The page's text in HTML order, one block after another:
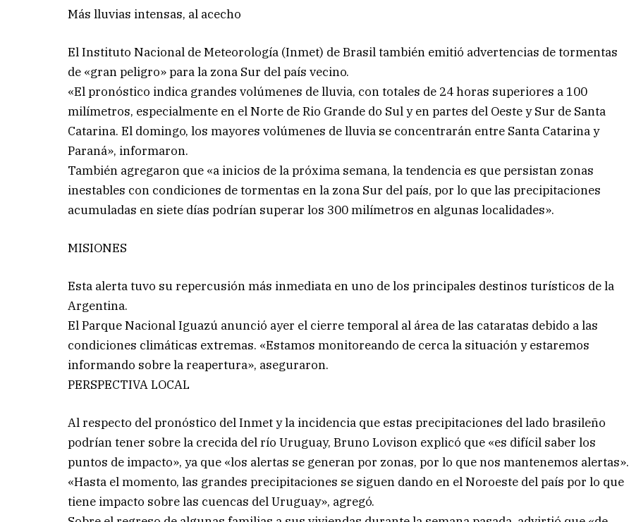
Más lluvias intensas, al acecho
El Instituto Nacional de Meteorología (Inmet) de Brasil también emitió advertencias de tormentas
de «gran peligro» para la zona Sur del país vecino.
«El pronóstico indica grandes volúmenes de lluvia, con totales de 24 horas superiores a 100
milímetros, especialmente en el Norte de Rio Grande do Sul y en partes del Oeste y Sur de Santa
Catarina. El domingo, los mayores volúmenes de lluvia se concentrarán entre Santa Catarina y
Paraná», informaron.
También agregaron que «a inicios de la próxima semana, la tendencia es que persistan zonas
inestables con condiciones de tormentas en la zona Sur del país, por lo que las precipitaciones
acumuladas en siete días podrían superar los 300 milímetros en algunas localidades».
MISIONES
Esta alerta tuvo su repercusión más inmediata en uno de los principales destinos turísticos de la
Argentina.
El Parque Nacional Iguazú anunció ayer el cierre temporal al área de las cataratas debido a las
condiciones climáticas extremas. «Estamos monitoreando de cerca la situación y estaremos
informando sobre la reapertura», aseguraron.
PERSPECTIVA LOCAL
Al respecto del pronóstico del Inmet y la incidencia que estas precipitaciones del lado brasileño
podrían tener sobre la crecida del río Uruguay, Bruno Lovison explicó que «es difícil saber los
puntos de impacto», ya que «los alertas se generan por zonas, por lo que nos mantenemos alertas».
«Hasta el momento, las grandes precipitaciones se siguen dando en el Noroeste del país por lo que
tiene impacto sobre las cuencas del Uruguay», agregó.